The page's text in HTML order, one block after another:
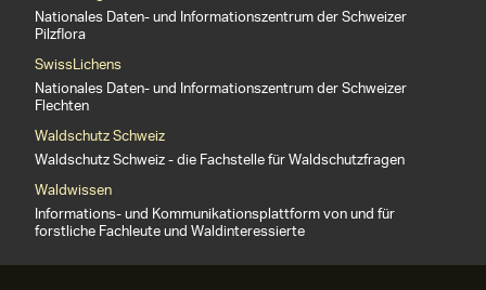
Nationales Daten- und Informationszentrum der Schweizer
Pilzflora
SwissLichens
Nationales Daten- und Informationszentrum der Schweizer
Flechten
Waldschutz Schweiz
Waldschutz Schweiz - die Fachstelle für Waldschutzfragen
Waldwissen
Informations- und Kommunikationsplattform von und für
forstliche Fachleute und Waldinteressierte